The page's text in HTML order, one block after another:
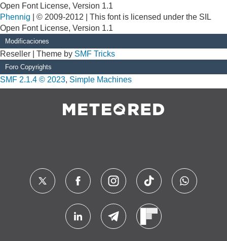
Open Font License, Version 1.1
Phennig | © 2009-2012 | This font is licensed under the SIL
Open Font License, Version 1.1
Modificaciones
Reseller | Theme by SMF Tricks
Foro Copyrights
SMF 2.1.4 © 2023, Simple Machines